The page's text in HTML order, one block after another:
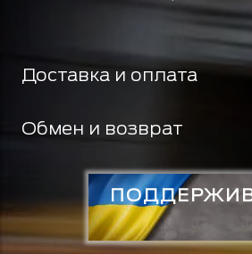
Доставка и оплата
Обмен и возврат